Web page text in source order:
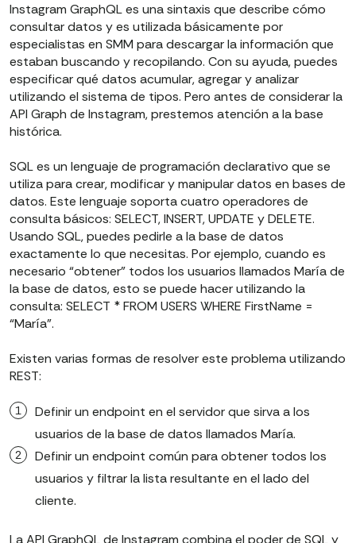
Instagram GraphQL es una sintaxis que describe cómo
consultar datos y es utilizada básicamente por
especialistas en SMM para descargar la información que
estaban buscando y recopilando. Con su ayuda, puedes
especificar qué datos acumular, agregar y analizar
utilizando el sistema de tipos. Pero antes de considerar la
API Graph de Instagram, prestemos atención a la base
histórica.
SQL es un lenguaje de programación declarativo que se
utiliza para crear, modificar y manipular datos en bases de
datos. Este lenguaje soporta cuatro operadores de
consulta básicos: SELECT, INSERT, UPDATE y DELETE.
Usando SQL, puedes pedirle a la base de datos
exactamente lo que necesitas. Por ejemplo, cuando es
necesario “obtener” todos los usuarios llamados María de
la base de datos, esto se puede hacer utilizando la
consulta: SELECT * FROM USERS WHERE FirstName =
“María”.
Existen varias formas de resolver este problema utilizando
REST:
Definir un endpoint en el servidor que sirva a los
usuarios de la base de datos llamados María.
Definir un endpoint común para obtener todos los
usuarios y filtrar la lista resultante en el lado del
cliente.